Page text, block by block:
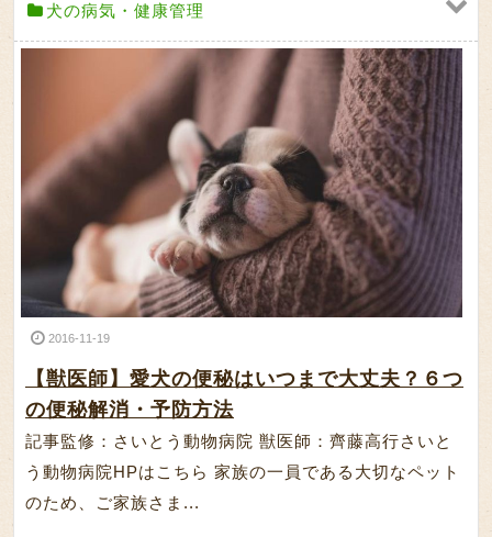
犬の病気・健康管理
2016-11-19
【獣医師】愛犬の便秘はいつまで大丈夫？６つ
の便秘解消・予防方法
記事監修：さいとう動物病院 獣医師：齊藤高行さいと
う動物病院HPはこちら 家族の一員である大切なペット
のため、ご家族さま...